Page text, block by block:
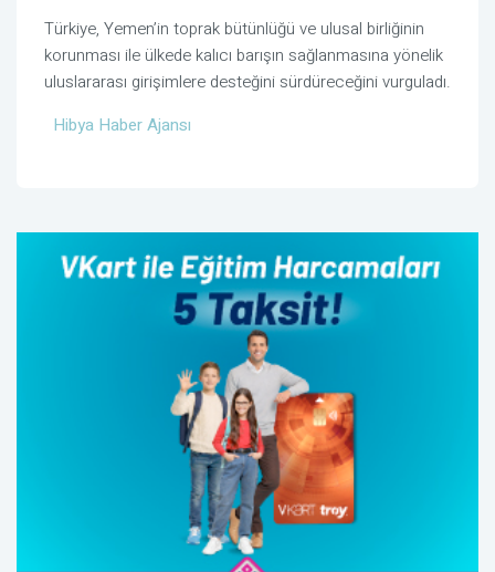
Türkiye, Yemen’in toprak bütünlüğü ve ulusal birliğinin
korunması ile ülkede kalıcı barışın sağlanmasına yönelik
uluslararası girişimlere desteğini sürdüreceğini vurguladı.
Hibya Haber Ajansı